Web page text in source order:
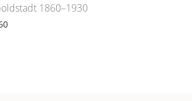
1860–1930